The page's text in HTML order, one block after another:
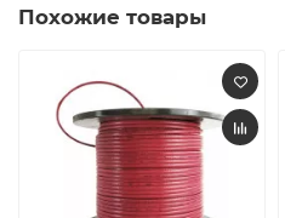
Похожие товары